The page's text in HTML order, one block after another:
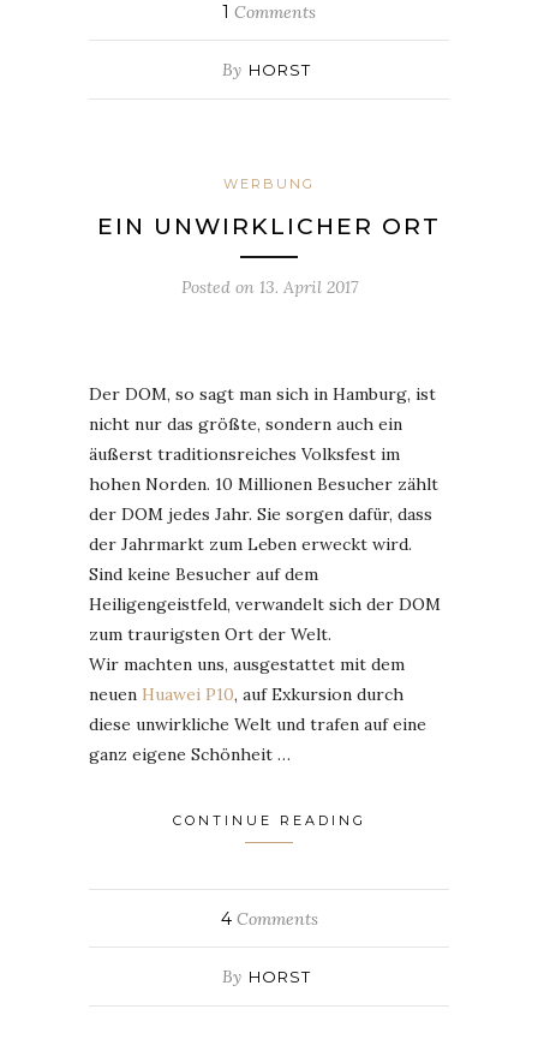
1 Comments
By HORST
WERBUNG
EIN UNWIRKLICHER ORT
Posted on 13. April 2017
Der DOM, so sagt man sich in Hamburg, ist
nicht nur das größte, sondern auch ein
äußerst traditionsreiches Volksfest im
hohen Norden. 10 Millionen Besucher zählt
der DOM jedes Jahr. Sie sorgen dafür, dass
der Jahrmarkt zum Leben erweckt wird.
Sind keine Besucher auf dem
Heiligengeistfeld, verwandelt sich der DOM
zum traurigsten Ort der Welt.
Wir machten uns, ausgestattet mit dem
neuen Huawei P10, auf Exkursion durch
diese unwirkliche Welt und trafen auf eine
ganz eigene Schönheit …
CONTINUE READING
4Comments
By HORST